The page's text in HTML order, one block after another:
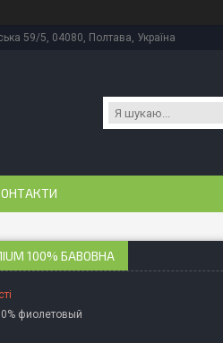
59/5, 04080, Полтава, Україна
100% БАВОВНА
фиолетовый